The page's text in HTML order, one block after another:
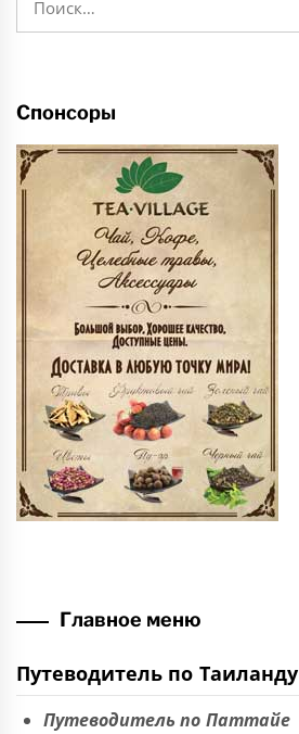
Спонсоры
Главное меню
Путеводитель по Таиланду
Путеводитель по Паттайе